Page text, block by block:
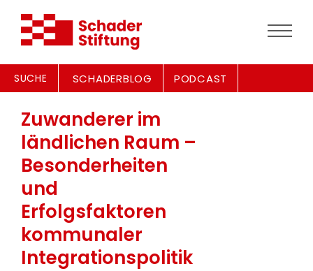
SUCHE SCHADERBLOG PODCAST
Zuwanderer im
ländlichen Raum –
Besonderheiten
und
Erfolgsfaktoren
kommunaler
Integrationspolitik